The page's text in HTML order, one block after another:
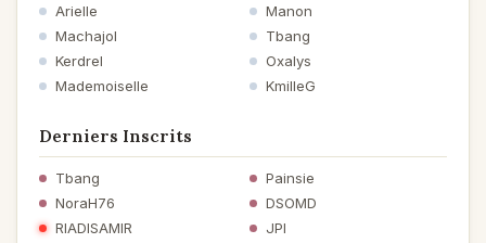
Arielle
Manon
Machajol
Tbang
Kerdrel
Oxalys
Mademoiselle
KmilleG
Derniers Inscrits
Tbang
Painsie
NoraH76
DSOMD
RIADISAMIR
JPI